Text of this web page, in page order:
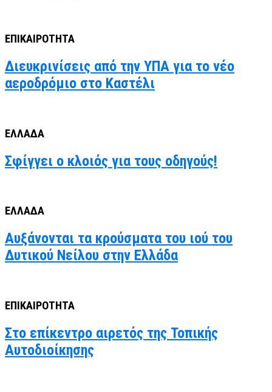
ΕΠΙΚΑΙΡΟΤΗΤΑ
Διευκρινίσεις από την ΥΠΑ για το νέο
αεροδρόμιο στο Καστέλι
ΕΛΛΑΔΑ
Σφίγγει ο κλοιός για τους οδηγούς!
ΕΛΛΑΔΑ
Αυξάνονται τα κρούσματα του ιού του
Δυτικού Νείλου στην Ελλάδα
ΕΠΙΚΑΙΡΟΤΗΤΑ
Στο επίκεντρο αιρετός της Τοπικής
Αυτοδιοίκησης